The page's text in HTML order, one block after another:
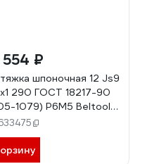
₽
шпоночная 12 Js9
290 ГОСТ 18217-90
1079) Р6М5 Beltools